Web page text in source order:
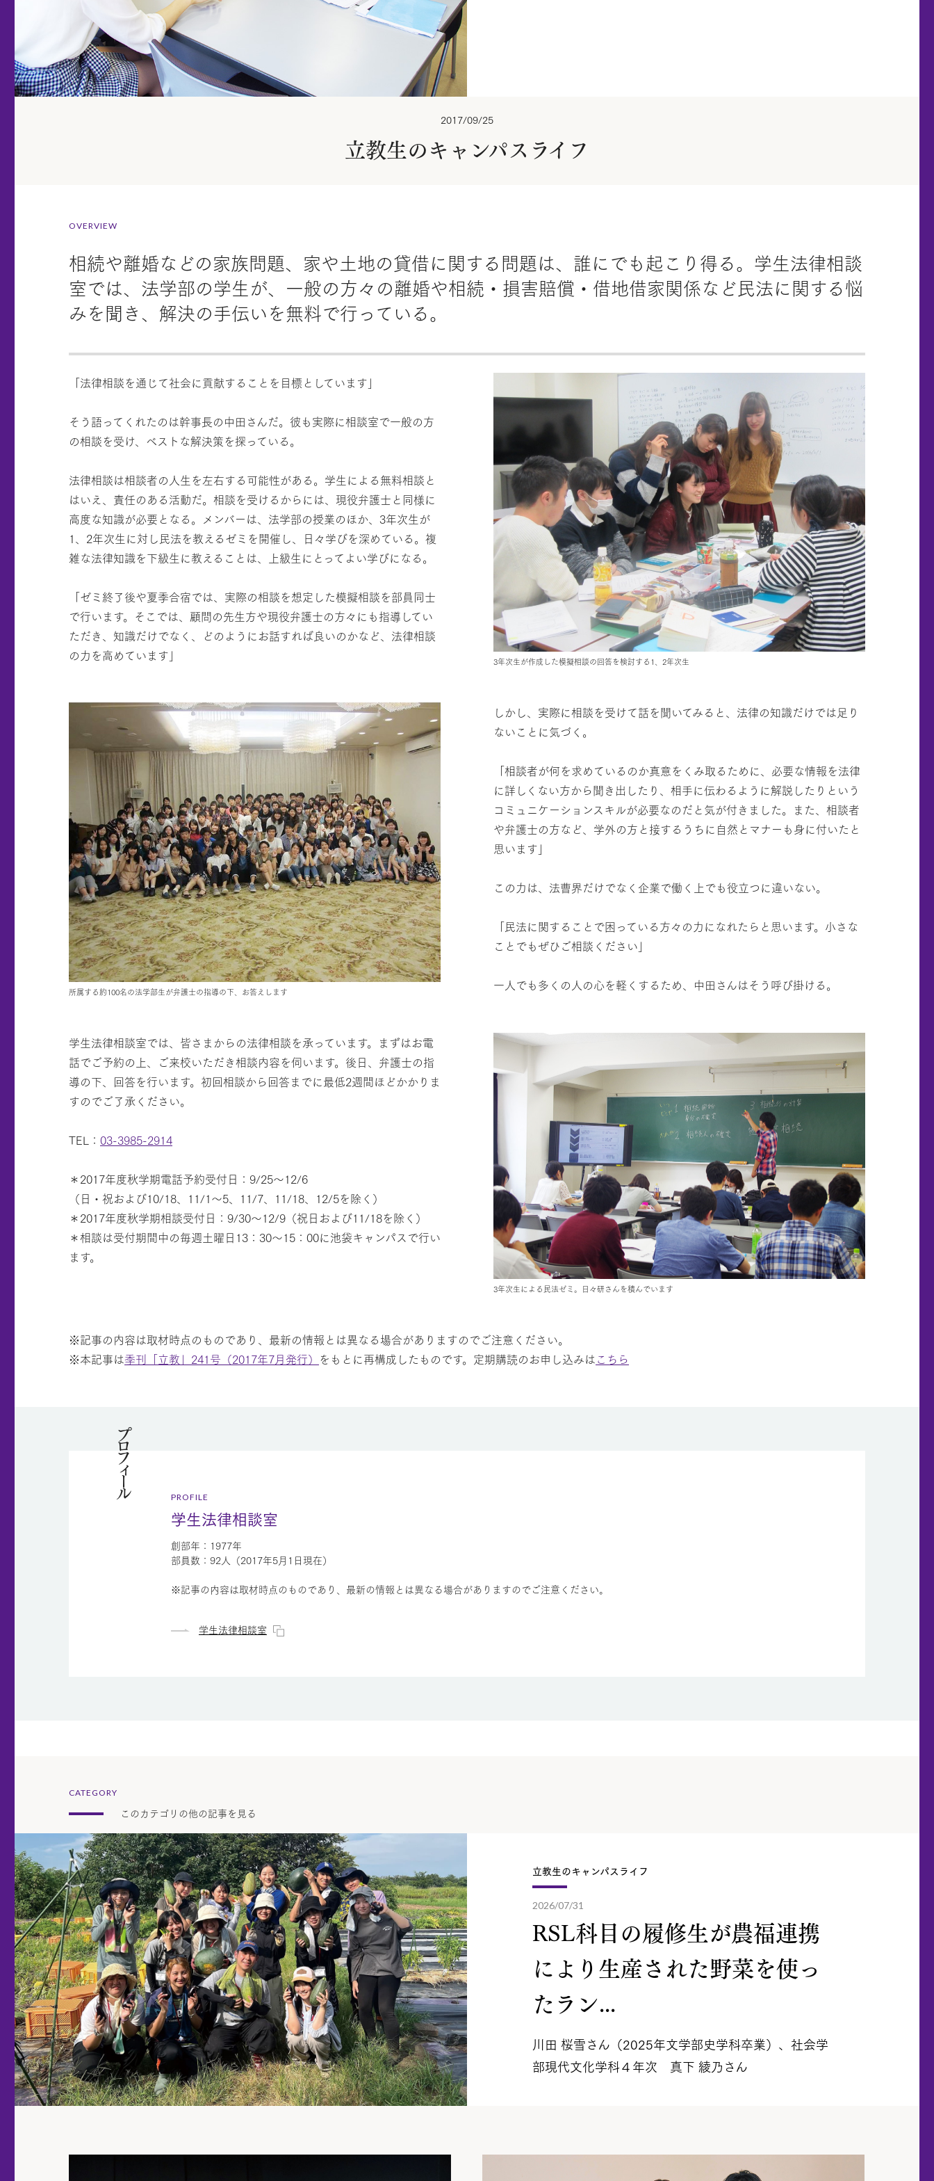
2017/09/25
立教生のキャンパスライフ
OVERVIEW
相続や離婚などの家族問題、家や土地の貸借に関する問題は、誰にでも起こり得る。学生法律相談
室では、法学部の学生が、一般の方々の離婚や相続・損害賠償・借地借家関係など民法に関する悩
みを聞き、解決の手伝いを無料で行っている。
3年次生が作成した模擬相談の回答を検討する1、2年次生
「法律相談を通じて社会に貢献することを目標としています」
そう語ってくれたのは幹事長の中田さんだ。彼も実際に相談室で一般の方
の相談を受け、ベストな解決策を探っている。
法律相談は相談者の人生を左右する可能性がある。学生による無料相談と
はいえ、責任のある活動だ。相談を受けるからには、現役弁護士と同様に
高度な知識が必要となる。メンバーは、法学部の授業のほか、3年次生が
1、2年次生に対し民法を教えるゼミを開催し、日々学びを深めている。複
雑な法律知識を下級生に教えることは、上級生にとってよい学びになる。
「ゼミ終了後や夏季合宿では、実際の相談を想定した模擬相談を部員同士
で行います。そこでは、顧問の先生方や現役弁護士の方々にも指導してい
ただき、知識だけでなく、どのようにお話すれば良いのかなど、法律相談
の力を高めています」
所属する約100名の法学部生が弁護士の指導の下、お答えします
しかし、実際に相談を受けて話を聞いてみると、法律の知識だけでは足り
ないことに気づく。
「相談者が何を求めているのか真意をくみ取るために、必要な情報を法律
に詳しくない方から聞き出したり、相手に伝わるように解説したりという
コミュニケーションスキルが必要なのだと気が付きました。また、相談者
や弁護士の方など、学外の方と接するうちに自然とマナーも身に付いたと
思います」
この力は、法曹界だけでなく企業で働く上でも役立つに違いない。
「民法に関することで困っている方々の力になれたらと思います。小さな
ことでもぜひご相談ください」
一人でも多くの人の心を軽くするため、中田さんはそう呼び掛ける。
3年次生による民法ゼミ。日々研さんを積んでいます
学生法律相談室では、皆さまからの法律相談を承っています。まずはお電
話でご予約の上、ご来校いただき相談内容を伺います。後日、弁護士の指
導の下、回答を行います。初回相談から回答までに最低2週間ほどかかりま
すのでご了承ください。
TEL： 03-3985-2914
＊2017年度秋学期電話予約受付日：9/25〜12/6
（日・祝および10/18、11/1〜5、11/7、11/18、12/5を除く）
＊2017年度秋学期相談受付日：9/30〜12/9（祝日および11/18を除く）
＊相談は受付期間中の毎週土曜日13：30〜15：00に池袋キャンパスで行い
ます。
※記事の内容は取材時点のものであり、最新の情報とは異なる場合がありますのでご注意ください。
※本記事は季刊「立教」241号（2017年7月発行） をもとに再構成したものです。定期購読のお申し込みはこちら
プロフィール
PROFILE
学生法律相談室
創部年：1977年
部員数：92人（2017年5月1日現在）
※記事の内容は取材時点のものであり、最新の情報とは異なる場合がありますのでご注意ください。
学生法律相談室
CATEGORY
このカテゴリの他の記事を見る
立教生のキャンパスライフ
2026/07/31
RSL科目の履修生が農福連携
により生産された野菜を使っ
たラン...
川田 桜雪さん（2025年文学部史学科卒業）、社会学
部現代文化学科４年次 真下 綾乃さん